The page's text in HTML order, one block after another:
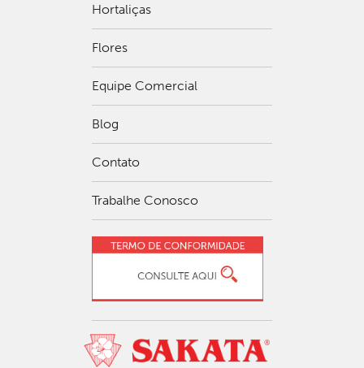
Hortaliças
Flores
Equipe Comercial
Blog
Contato
Trabalhe Conosco